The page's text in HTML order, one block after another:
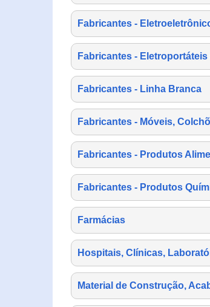
Fabricantes -
Fabricantes -
Fabricantes - Linha Branca
Fabricantes - Móveis,
Fabricantes - Produtos
Fabricantes - Produtos
Farmácias
Hospitais, Clínicas,
Material de Construção,